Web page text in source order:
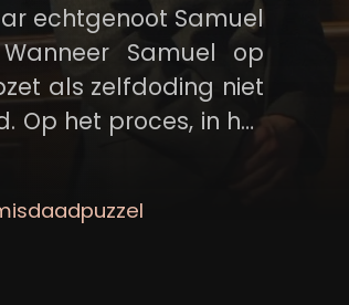
echtgenoot Samuel
Samuel op
als zelfdoding niet
Op het proces, in het